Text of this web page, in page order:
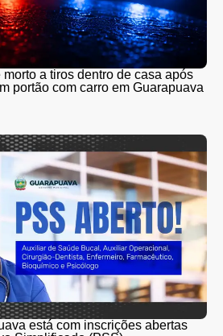
a tiros dentro de casa após
portão com carro em Guarapuava
está com inscrições abertas